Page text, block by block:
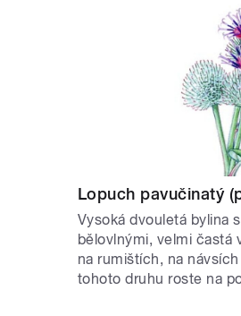
Lopuch pavučinatý
Vysoká dvouletá bylina
bělovlnými, velmi častá
na rumištích, na
tohoto druhu roste na